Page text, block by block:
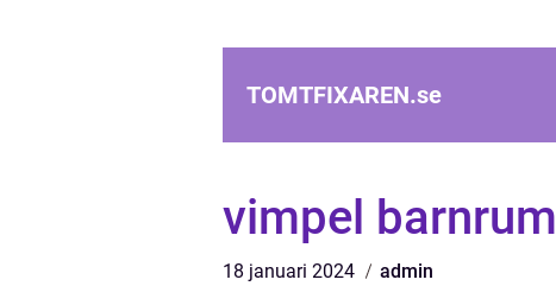
TOMTFIXAREN.se
vimpel barnrum
18 januari 2024 admin